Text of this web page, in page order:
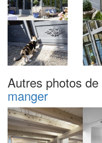
Autres photos de
manger